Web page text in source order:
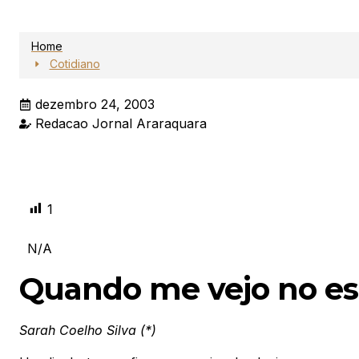
Home
Cotidiano
dezembro 24, 2003
Redacao Jornal Araraquara
1
N/A
Quando me vejo no
Sarah Coelho Silva (*)